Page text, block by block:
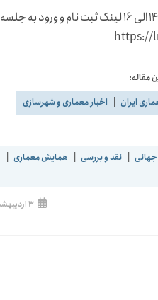
چهارشنبه دهم اردیبهشت ساعت 14 الی 16 لینک ثبت نام و ورود به جلسه
https://
مقاله:
ایران اخبار معماری و شهرسازی
نقد و بررسی همایش معماری
نوشته
منتشر
3 اردیبهشت 1404